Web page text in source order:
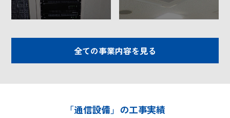
全ての事業内容を見る
「通信設備」の工事実績